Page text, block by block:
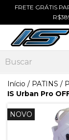
FRETE GRÁTIS
Início / PATINS /
IS Urban Pro
NOVO